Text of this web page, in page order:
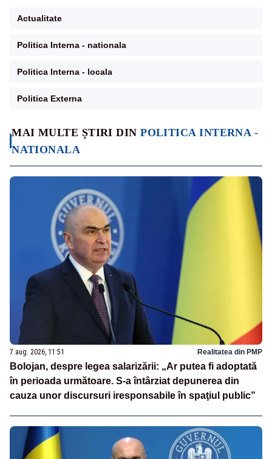
MAI MULTE ȘTIRI DINPOLITICA INTERNA -
NATIONALA
7 aug. 2026, 11:51 Realitatea din PMP
Bolojan, despre legea salarizării: „Ar putea fi adoptată
în perioada următoare. S-a întârziat depunerea din
cauza unor discursuri iresponsabile în spaţiul public”
Actualitate
Politica Interna - nationala
Politica Interna - locala
Politica Externa